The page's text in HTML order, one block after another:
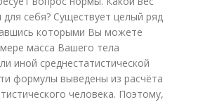
себя? Существует целый ряд
которыми Вы можете
масса Вашего тела
иной среднестатистической
формулы выведены из расчёта
человека. Поэтому,